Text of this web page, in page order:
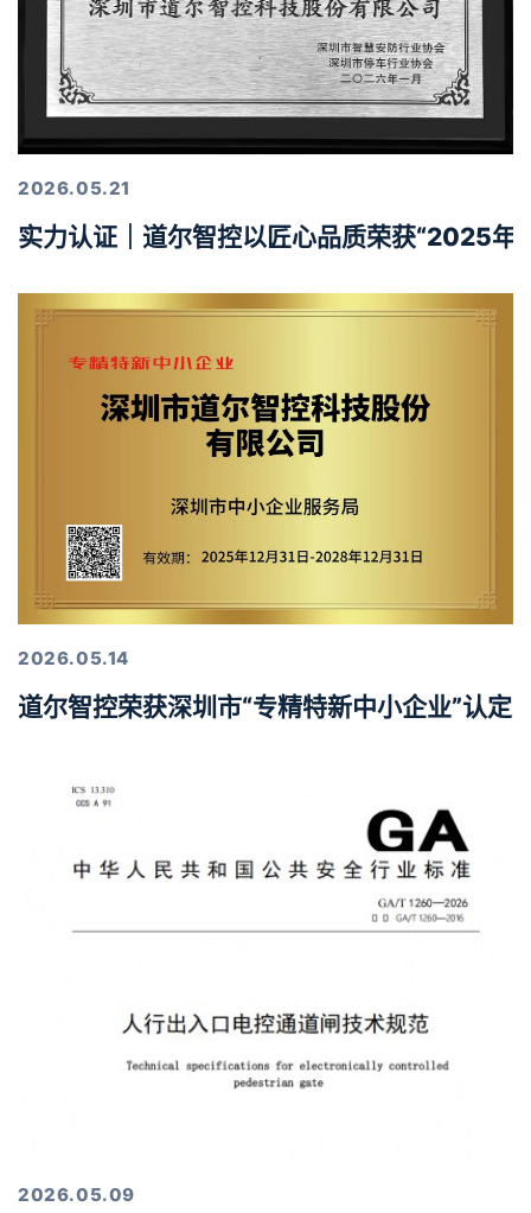
2026.05.21
实力认证｜道尔智控以匠心品质荣获“2025年
2026.05.14
道尔智控荣获深圳市“专精特新中小企业”认定
2026.05.09